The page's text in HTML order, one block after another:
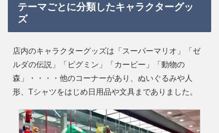
テーマごとに分類したキャラクターグッ
ズ
店内のキャラクターグッズは「スーパーマリオ」「ゼ
ルダの伝説」「ピグミン」「カービー」「動物の
森」・・・・他のコーナーがあり、ぬいぐるみや人
形、Tシャツをはじめ日用品や文具までありました。